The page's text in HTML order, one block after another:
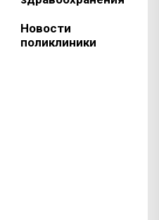
Новости
поликлиники